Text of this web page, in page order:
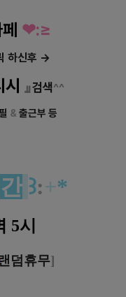
❤:≥
하신후 →
시 』검색^^
& 출근부 등
간 ꒱:+*
5시
덤휴무]